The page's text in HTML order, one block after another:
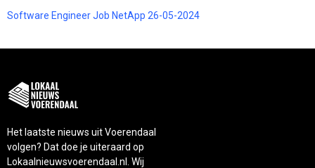
Software Engineer Job NetApp 26-05-2024
Het laatste nieuws uit Voerendaal
volgen? Dat doe je uiteraard op
Lokaalnieuwsvoerendaal.nl. Wij